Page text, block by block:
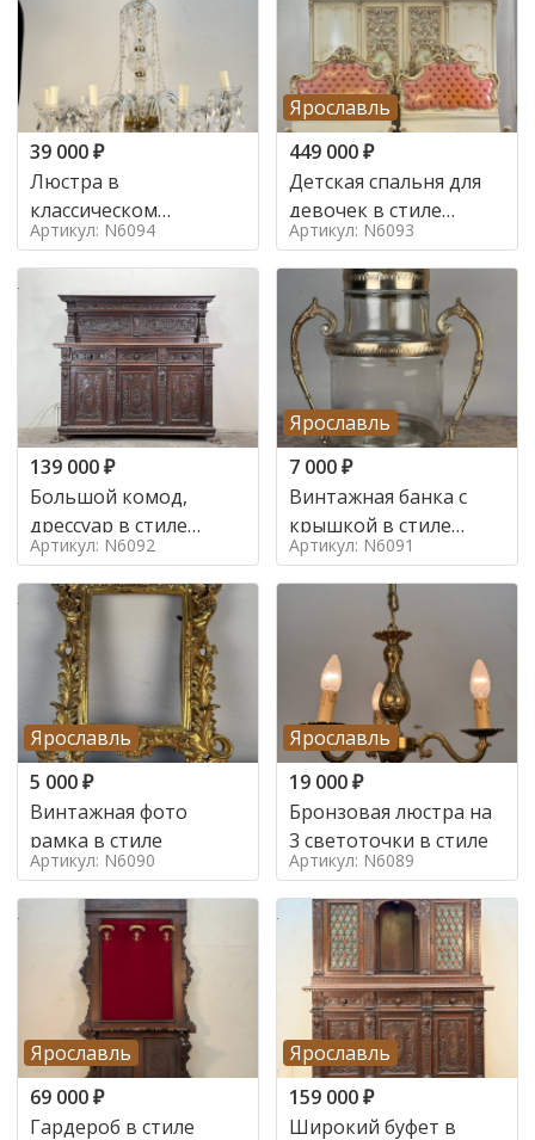
39 000₽
Люстра в
классическом
итальянском стиле на
10 ламп. в стиле
Артикул: N6094
Ярославль
449 000₽
Детская спальня для
девочек в стиле
итальянского барокко
в стиле
Артикул: N6093
139 000₽
Большой комод,
дрессуар в стиле
ренессанс,
Артикул: N6092
Ярославль
7 000₽
Винтажная банка с
крышкой в стиле
Италия,
Артикул: N6091
Ярославль
5 000₽
Винтажная фото
рамка в стиле
Артикул: N6090
Ярославль
19 000₽
Бронзовая люстра на
3 светоточки в стиле
Артикул: N6089
Ярославль
69 000₽
Гардероб в стиле
Ярославль
159 000₽
Широкий буфет в